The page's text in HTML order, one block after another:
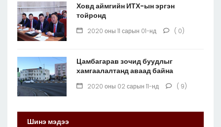
Ховд аймгийн ИТХ-ын эргэн
тойронд
2020 оны 11 сарын 01-нд ( 0)
Цамбагарав зочид буудлыг
хамгаалалтанд аваад байна
2020 оны 02 сарын 11-нд ( 9)
Шинэ мэдээ